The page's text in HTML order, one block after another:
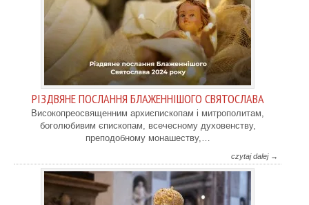
РІЗДВЯНЕ ПОСЛАННЯ БЛАЖЕННІШОГО СВЯТОСЛАВА
Високопреосвященним архиєпископам і митрополитам,
боголюбивим єпископам, всечесному духовенству,
преподобному монашеству,…
czytaj dalej →